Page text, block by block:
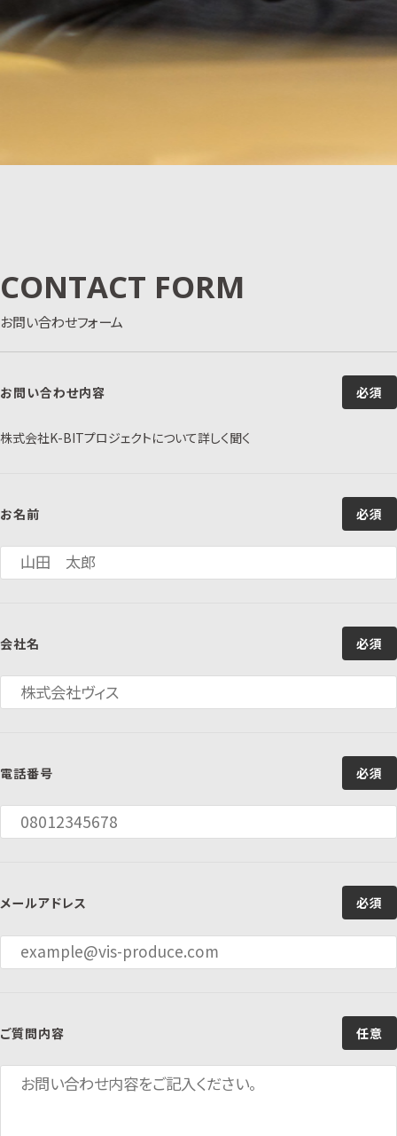
CONTACT FORM
お問い合わせフォーム
お問い合わせ内容 必須
株式会社K-BITプロジェクトについて詳しく聞く
お名前 必須
会社名 必須
電話番号 必須
メールアドレス 必須
ご質問内容 任意